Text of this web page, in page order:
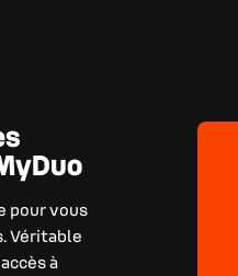
pour vous
Véritable
à